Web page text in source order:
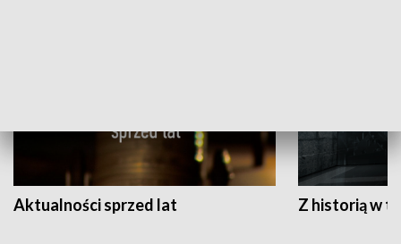
Aktualności sprzed lat Z historią w